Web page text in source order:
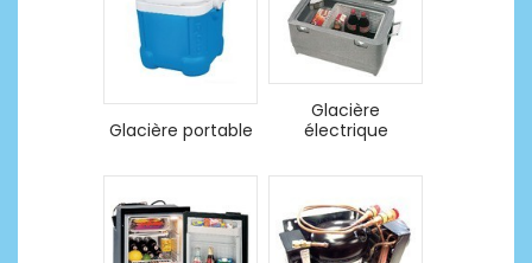
Glacière portable
Glacière
électrique